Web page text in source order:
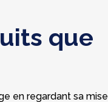
que
en regardant sa mise